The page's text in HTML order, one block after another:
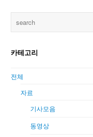
카테고리
전체
자료
기사모음
동영상